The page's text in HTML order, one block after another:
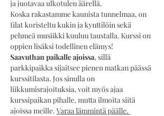
ja juotavaa ulkotulen äärellä.
Koska rakastamme kaunista tunnelmaa, on
tilat koristeltu kukin ja kynttilöin sekä
pehmeä musiikki kuuluu taustalla. Kurssi on
oppien lisäksi todellinen elämys!
Saavuthan paikalle ajoissa, sillä
parkkipaikka sijaitsee pienen matkan päässä
kurssitilasta. Jos sinulla on
liikkumisrajoituksia, voit myös ajaa
kurssipaikan pihalle, mutta ilmoita siitä
ajoissa meille. Varaa lämmintä päälle.